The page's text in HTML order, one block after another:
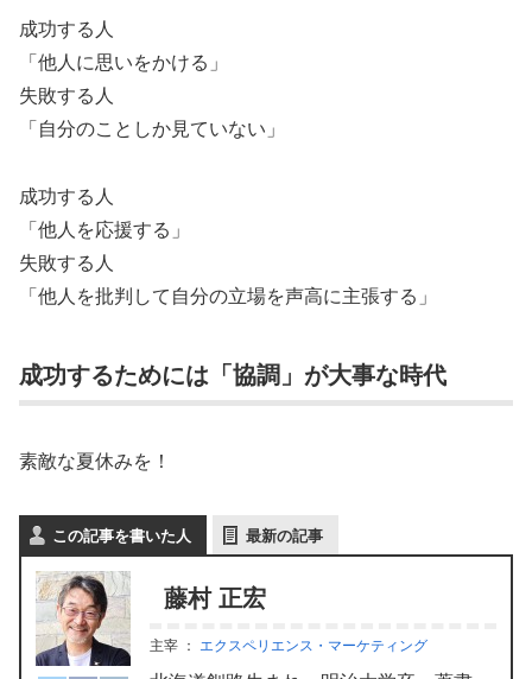
成功する人
「他人に思いをかける」
失敗する人
「自分のことしか見ていない」
成功する人
「他人を応援する」
失敗する人
「他人を批判して自分の立場を声高に主張する」
成功するためには「協調」が大事な時代
素敵な夏休みを！
この記事を書いた人 最新の記事
藤村 正宏
主宰 ： エクスペリエンス・マーケティング